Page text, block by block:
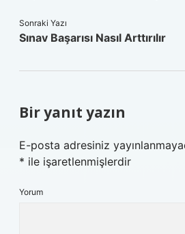
Sonraki Yazı
Sınav Başarısı Nasıl Arttırılır
Bir yanıt yazın
E-posta adresiniz
* ile işaretlenmişlerdir
Yorum